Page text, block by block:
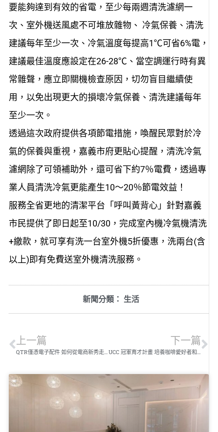
要能夠達到有效的省電，至少每兩週清洗濾網一
次、室外機送風處不可堆放雜物、 冷氣保養、清洗
建議每年至少一次、冷氣溫度每提高1℃可省6%電，
建議最佳溫度應設定在26-28℃、當空調運行時有異
常雜聲，應立即關機檢查原因，切勿盲目繼續使
用，以免出現更大的損壞冷氣保養、清洗建議每年
至少一次。
透過這次政府提供各項節電措施，喚醒民眾對於冷
氣的保養與重視，嘉義市府更貼心提醒，清洗冷氣
濾網除了可領補助外，還可省下約7％電費，透過專
業人員清洗冷氣更能產生10～20％節電效益！
服務全省更地的清潔平台「呼叫黃背心」針對嘉義
市民提供了即日起至10/30，完成室內機冷氣機清洗
+繳款，就可享有洗一台室外機5折優惠，洗兩台(含
以上)即有免費送室外機清洗服務。
新聞分類： 生活
上一篇
QTR僅憑電子配件 如何從電商新秀走向蝦皮金選賣家？
下一篇
UCC 冠軍育才計畫 培養咖啡愛好者和潛在冠軍